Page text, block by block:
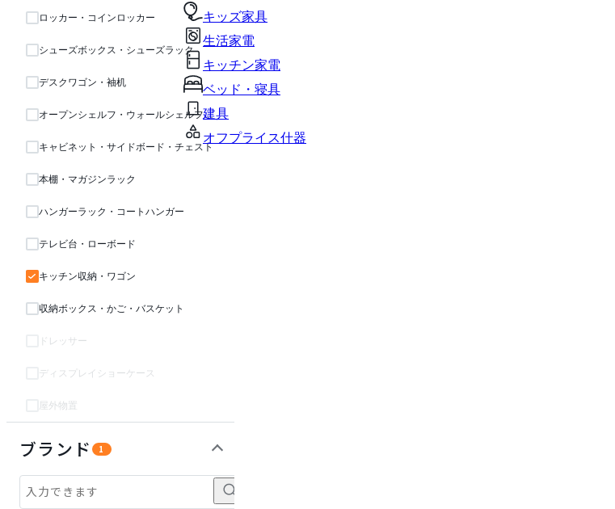
キッズ家具
生活家電
キッチン家電
ベッド・寝具
建具
オフプライス什器
ロッカー・コインロッカー
シューズボックス・シューズラック
デスクワゴン・袖机
オープンシェルフ・ウォールシェルフ・ラック
キャビネット・サイドボード・チェスト
本棚・マガジンラック
ハンガーラック・コートハンガー
テレビ台・ローボード
キッチン収納・ワゴン
収納ボックス・かご・バスケット
ドレッサー
ディスプレイショーケース
屋外物置
ブランド 1